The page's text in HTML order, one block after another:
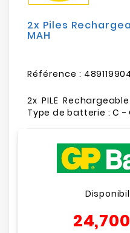
2x Piles
MAH
Référence :
2x PILE
Type de batterie : C